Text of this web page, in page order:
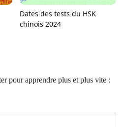
Dates des tests du HSK
chinois 2024
pour apprendre plus et plus vite :